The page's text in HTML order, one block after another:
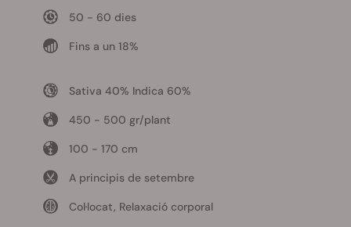
50 - 60 dies
Fins a un 18%
Sativa 40% Indica 60%
450 - 500 gr/plant
100 - 170 cm
A principis de setembre
Col·locat, Relaxació corporal